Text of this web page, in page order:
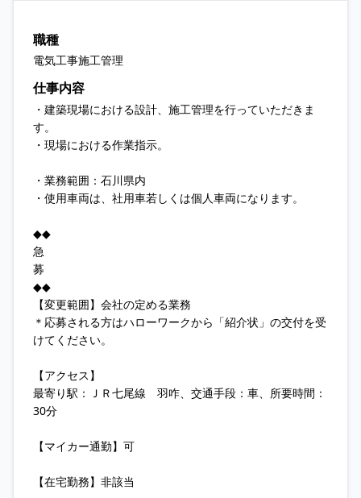
職種
電気工事施工管理
仕事内容
・建築現場における設計、施工管理を行っていただきま
す。
・現場における作業指示。
・業務範囲：石川県内
・使用車両は、社用車若しくは個人車両になります。
◆◆
急
募
◆◆
【変更範囲】会社の定める業務
＊応募される方はハローワークから「紹介状」の交付を受
けてください。
【アクセス】
最寄り駅：ＪＲ七尾線 羽咋、交通手段：車、所要時間：
30分
【マイカー通勤】可
【在宅勤務】非該当